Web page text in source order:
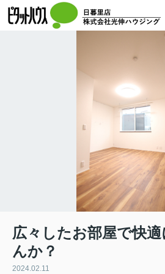
広々したお部屋で快
んか？
2024.02.11